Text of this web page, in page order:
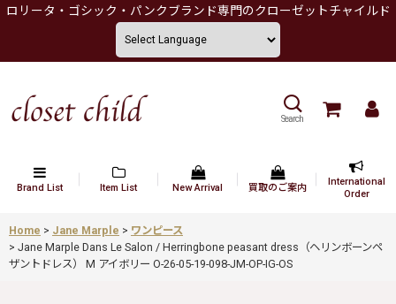
ロリータ・ゴシック・パンクブランド専門のクローゼットチャイルド
Search
Brand List Item List New Arrival 買取のご案内
International
Order
Home > Jane Marple > ワンピース
> Jane Marple Dans Le Salon / Herringbone peasant dress（ヘリンボーンペ
ザントドレス） M アイボリー O-26-05-19-098-JM-OP-IG-OS